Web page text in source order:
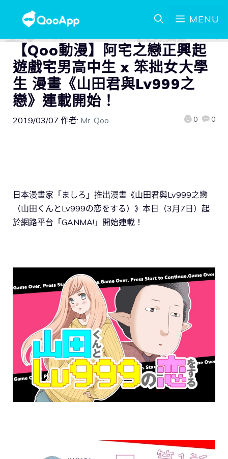
MENU
【Qoo動漫】阿宅之戀正興起
遊戲宅男高中生 x 笨拙女大學
生 漫畫《山田君與Lv999之
戀》連載開始！
2019/03/07 作者: Mr. Qoo 0 0
日本漫畫家「ましろ」推出漫畫《山田君與Lv999之戀
（山田くんとLv999の恋をする）》本日（3月7日）起
於網路平台「GANMA!」開始連載！